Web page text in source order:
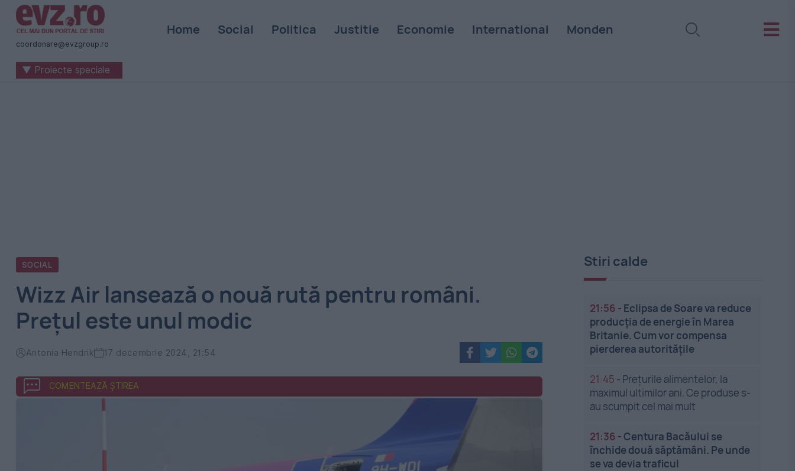
Știri
naționale
internaționale
coordonare@evzgroup.ro
Home Social Politica Justitie Economie International Monden
▼ Proiecte speciale
SOCIAL
Wizz Air lansează o nouă rută pentru români.
Prețul este unul modic
Antonia Hendrik 17 decembrie 2024, 21:54
COMENTEAZĂ ȘTIREA
Stiri calde
21:56 - Eclipsa de Soare va reduce
producția de energie în Marea
Britanie. Cum vor compensa
pierderea autoritățile
21:45 - Prețurile alimentelor, la
maximul ultimilor ani. Ce produse s-
au scumpit cel mai mult
21:36 -Centura Bacăului se
închide două săptămâni. Pe unde
se va devia traficul